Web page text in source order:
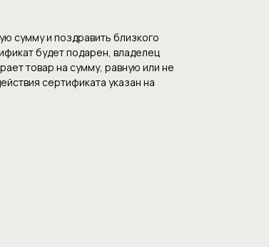
сумму и поздравить близкого
будет подарен, владелец
товар на сумму, равную или не
сертификата указан на